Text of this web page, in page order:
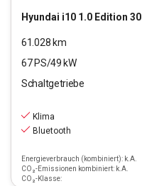
Hyundai i10 1.0 Edition 30
61.028 km
67PS/49 kW
Schaltgetriebe
Klima
Bluetooth
Energieverbrauch (kombiniert): k.A.
CO₂-Emissionen kombiniert: k.A.
CO₂-Klasse: